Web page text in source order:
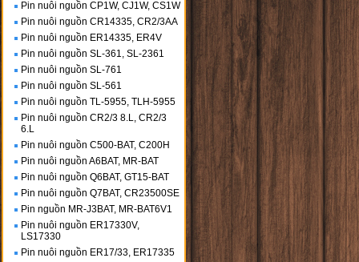
Pin nuôi nguồn CP1W, CJ1W, CS1W
Pin nuôi nguồn CR14335, CR2/3AA
Pin nuôi nguồn ER14335, ER4V
Pin nuôi nguồn SL-361, SL-2361
Pin nuôi nguồn SL-761
Pin nuôi nguồn SL-561
Pin nuôi nguồn TL-5955, TLH-5955
Pin nuôi nguồn CR2/3 8.L, CR2/3
6.L
Pin nuôi nguồn C500-BAT, C200H
Pin nuôi nguồn A6BAT, MR-BAT
Pin nuôi nguồn Q6BAT, GT15-BAT
Pin nuôi nguồn Q7BAT, CR23500SE
Pin nguồn MR-J3BAT, MR-BAT6V1
Pin nuôi nguồn ER17330V,
LS17330
Pin nuôi nguồn ER17/33, ER17335